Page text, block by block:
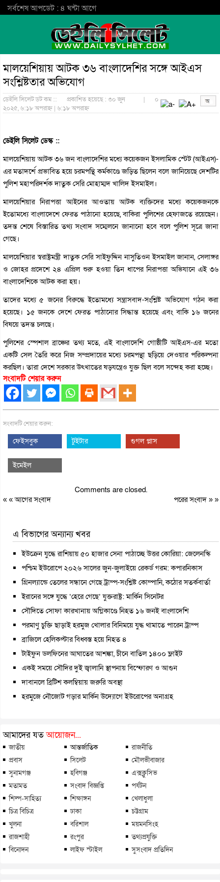
সর্বশেষ আপডেট : ৪ ঘন্টা আগে
মালয়েশিয়ায় আটক ৩৬ বাংলাদেশির সঙ্গে আইএস
সংশ্লিষ্টতার অভিযোগ
ডেইলি সিলেট ডট কম ::
প্রকাশিত হয়েছে : ৩০ জুন
২০২৫, ৬:১৮ অপরাহ্ন | ৬:১৮ অপরাহ্ন
| ০
ডেইলি সিলেট ডেস্ক ::
মালয়েশিয়ায় আটক ৩৬ জন বাংলাদেশির মধ্যে কয়েকজন ইসলামিক স্টেট (আইএস)-
এর মতাদর্শে প্রভাবিত হয়ে চরমপন্থি কর্মকাণ্ডে জড়িত ছিলেন বলে জানিয়েছে দেশটির
পুলিশ মহাপরিদর্শক দাতুক সেরি মোহাম্মদ খালিদ ইসমাইল।
মালয়েশিয়ার নিরাপত্তা আইনের আওতায় আটক ব্যক্তিদের মধ্যে কয়েকজনকে
ইতোমধ্যে বাংলাদেশে ফেরত পাঠানো হয়েছে, বাকিরা পুলিশের হেফাজতে রয়েছেন।
তদন্ত শেষে বিস্তারিত তথ্য সংবাদ সম্মেলনে জানানো হবে বলে পুলিশ সূত্রে জানা
গেছে।
মালয়েশিয়ার স্বরাষ্ট্রমন্ত্রী দাতুক সেরি সাইফুদ্দিন নাসুতিওন ইসমাইল জানান, সেলাঙ্গর
ও জোহর প্রদেশে ২৪ এপ্রিল শুরু হওয়া তিন ধাপের নিরাপত্তা অভিযানে এই ৩৬
বাংলাদেশিকে আটক করা হয়।
তাদের মধ্যে ৫ জনের বিরুদ্ধে ইতোমধ্যে সন্ত্রাসবাদ-সংশ্লিষ্ট অভিযোগ গঠন করা
হয়েছে। ১৫ জনকে দেশে ফেরত পাঠানোর সিদ্ধান্ত হয়েছে এবং বাকি ১৬ জনের
বিষয়ে তদন্ত চলছে।
পুলিশের স্পেশাল ব্রাঞ্চের তথ্য মতে, এই বাংলাদেশি গোষ্ঠীটি আইএস-এর মতো
একটি সেল তৈরি করে নিজ সম্প্রদায়ের মধ্যে চরমপন্থা ছড়িয়ে দেওয়ার পরিকল্পনা
করছিল। তারা দেশে সরকার উৎখাতের ষড়যন্ত্রেও যুক্ত ছিল বলে সন্দেহ করা হচ্ছে।
সংবাদটি শেয়ার করুন
সংবাদটি শেয়ার করুন:
ফেইসবুক টুইটার গুগল প্লাস
ইমেইল
Comments are closed.
« «আগের সংবাদ পরের সংবাদ» »
এ বিভাগের অন্যান্য খবর
ইউক্রেন যুদ্ধে রাশিয়ায় ৫০ হাজার সেনা পাঠাচ্ছে উত্তর কোরিয়া: জেলেনস্কি
পশ্চিম ইউরোপে ২০২৬ সালের জুন-জুলাইয়ে রেকর্ড গরম: কপারনিকাস
গ্রিনল্যান্ডে তেলের সন্ধানে গেছে ট্রাম্প-সংশ্লিষ্ট কোম্পানি, কঠোর সতর্কবার্তা
ইরানের সঙ্গে যুদ্ধে ‘হেরে গেছে’ যুক্তরাষ্ট্র: মার্কিন সিনেটর
সৌদিতে সোফা কারখানায় অগ্নিকাণ্ডে নিহত ১৬ জনই বাংলাদেশি
পরমাণু চুক্তি ছাড়াই হরমুজ খোলার বিনিময়ে যুদ্ধ থামাতে পারেন ট্রাম্প
ব্রাজিলে হেলিকপ্টার বিধ্বস্ত হয়ে নিহত ৪
টাইফুন ডলফিনের আঘাতের আশঙ্কা, চীনে বাতিল ১৪০০ ফ্লাইট
একই সময়ে সৌদির দুই জ্বালানি স্থাপনায় বিস্ফোরণ ও আগুন
দাবানলে ব্রিটিশ কলম্বিয়ায় জরুরি অবস্থা
হরমুজে নৌজোট গড়ার মার্কিন উদ্যোগে ইউরোপের অনাগ্রহ
আমাদের যতআয়োজন...
জাতীয় আন্তর্জাতিক
রাজনীতি
প্রবাস
সিলেট
মৌলভীবাজার
সুনামগঞ্জ
হবিগঞ্জ
এক্সক্লুসিভ
মতামত
সংবাদ বিজ্ঞপ্তি
পর্যটন
শিল্প-সাহিত্য
শিক্ষাঙ্গন
খেলাধুলা
চিত্র বিচিত্র
ঢাকা
চট্টগ্রাম
খুলনা
বরিশাল
ময়মনসিংহ
রাজশাহী
রংপুর
তথ্যপ্রযুক্তি
বিনোদন
লাইফ স্টাইল সুসংবাদ প্রতিদিন